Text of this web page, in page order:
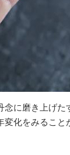
念に磨き上げた
変化をみること